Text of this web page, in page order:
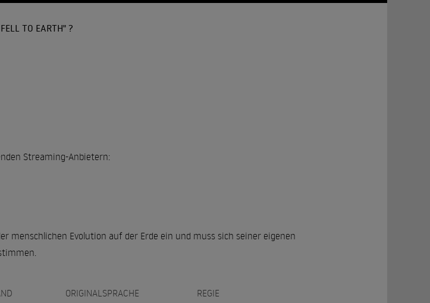
TO EARTH" ?
Streaming-Anbietern:
menschlichen Evolution auf der Erde ein und muss sich seiner eigenen
ORIGINALSPRACHE REGIE